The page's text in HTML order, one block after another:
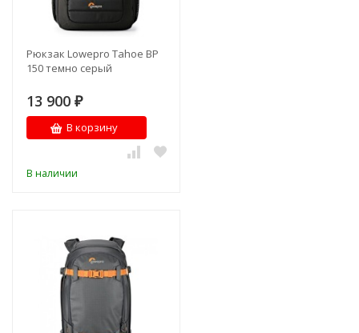
Рюкзак Lowepro Tahoe BP
150 темно серый
13 900 ₽
В корзину
В наличии